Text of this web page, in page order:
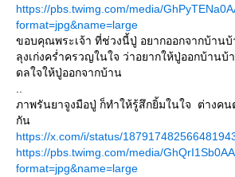
https://pbs.twimg.com/media/
format=jpg&name=large
ขอบคุณพระเจ้า ที่ช่วงนี้ปู่ อยากออกจากบ้าน
ลุงเก่งคร่ำครวญในใจ ว่าอยากให้ปู่ออกบ้านบ้
ดลใจให้ปู่ออกจากบ้าน
ภาพรันยาจูงมือปู่ ก็ทำให้รู้สึกยิ้มในใจ ต่างคน
กัน
https://x.com/i/status/
https://pbs.twimg.com/media/
format=jpg&name=large